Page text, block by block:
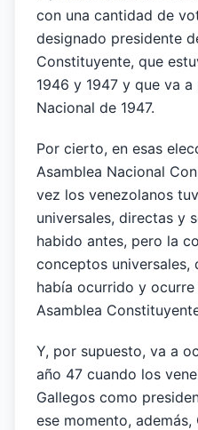
con una cantidad de
designado presidente
Constituyente, que
1946 y 1947 y que va
Nacional de 1947.
Por cierto, en esas
Asamblea Nacional
vez los venezolanos
universales, directas y
habido antes, pero la
conceptos universales,
había ocurrido y
Asamblea
Y, por supuesto, va a
año 47 cuando los
Gallegos como
ese momento,